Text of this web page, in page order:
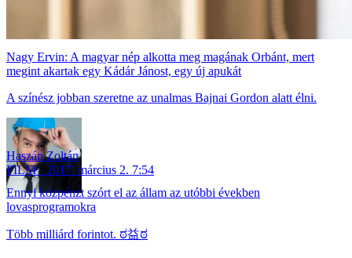
Nagy Ervin: A magyar nép alkotta meg magának Orbánt, mert
megint akartak egy Kádár Jánost, egy új apukát
A színész jobban szeretne az unalmas Bajnai Gordon alatt élni.
Haszán Zoltán
FILM
2017. március 2. 7:54
Ennyi közpénzt szórt el az állam az utóbbi években
lovasprogramokra
Több milliárd forintot. ಠ益ಠ